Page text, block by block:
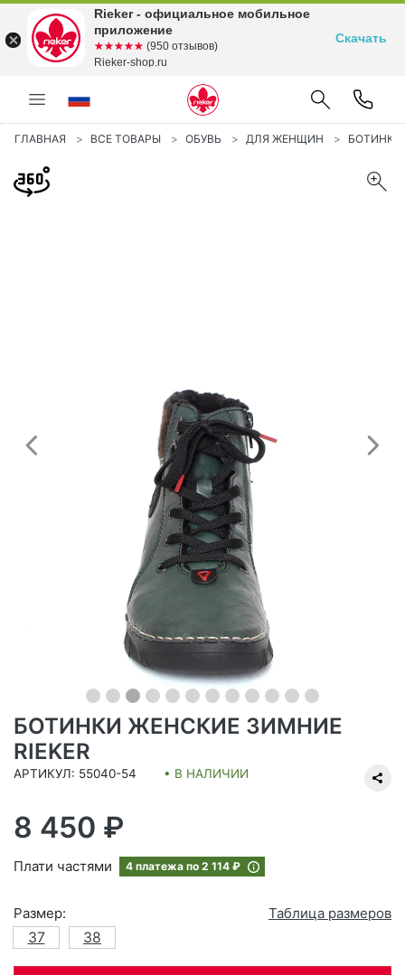
ГЛАВНАЯ ВСЕ ТОВАРЫ ОБУВЬ ДЛЯ ЖЕНЩИН БОТИНКИ
Предыдущий
БОТИНКИ ЖЕНСКИЕ ЗИМНИЕ
RIEKER
АРТИКУЛ: 55040-54 • В НАЛИЧИИ
8 450 ₽
Плати частями 4 платежа по 2 114 ₽
Размер:
Таблица размеров
37
38
Rieker - официальное мобильное
приложение
☆☆☆☆☆
★★★★★ (950 отзывов)
Rieker-shop.ru
Скачать